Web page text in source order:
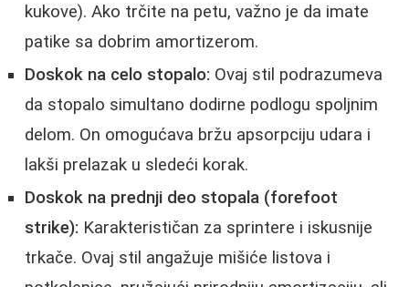
kukove). Ako trčite na petu, važno je da imate
patike sa dobrim amortizerom.
Doskok na celo stopalo: Ovaj stil podrazumeva
da stopalo simultano dodirne podlogu spoljnim
delom. On omogućava bržu apsorpciju udara i
lakši prelazak u sledeći korak.
Doskok na prednji deo stopala (forefoot
strike): Karakterističan za sprintere i iskusnije
trkače. Ovaj stil angažuje mišiće listova i